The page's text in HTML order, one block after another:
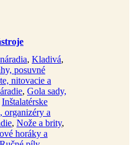
, Kladivá,
posuvné
nitovacie a
, Gola sady,
Inštalatérske
organizéry a
, Nože a brity,
horáky a